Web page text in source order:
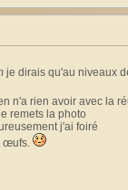
je dirais qu'au niveaux
n'a rien avoir avec la
remets la photo
j'ai foiré
œufs.